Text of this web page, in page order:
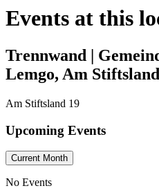
Events at this
Trennwand |
Lemgo, Am
Am Stiftsland 19
Upcoming Events
Current Month
No Events